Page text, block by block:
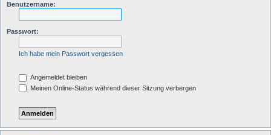
Benutzername:
Passwort:
Ich habe mein Passwort vergessen
Angemeldet bleiben
Meinen Online-Status während dieser Sitzung verbergen